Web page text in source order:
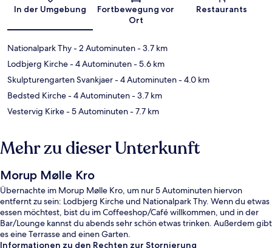
In der Umgebung
Fortbewegung vor
Ort
Restaurants
Nationalpark Thy- 2 Autominuten- 3.7 km
Lodbjerg Kirche- 4 Autominuten- 5.6 km
Skulpturengarten Svankjaer- 4 Autominuten- 4.0 km
Bedsted Kirche- 4 Autominuten- 3.7 km
Vestervig Kirke- 5 Autominuten- 7.7 km
Mehr zu dieser Unterkunft
Morup Mølle Kro
Übernachte im Morup Mølle Kro, um nur 5 Autominuten hiervon
entfernt zu sein: Lodbjerg Kirche und Nationalpark Thy. Wenn du etwas
essen möchtest, bist du im Coffeeshop/Café willkommen, und in der
Bar/Lounge kannst du abends sehr schön etwas trinken. Außerdem gibt
es eine Terrasse and einen Garten.
Informationen zu den Rechten zur Stornierung